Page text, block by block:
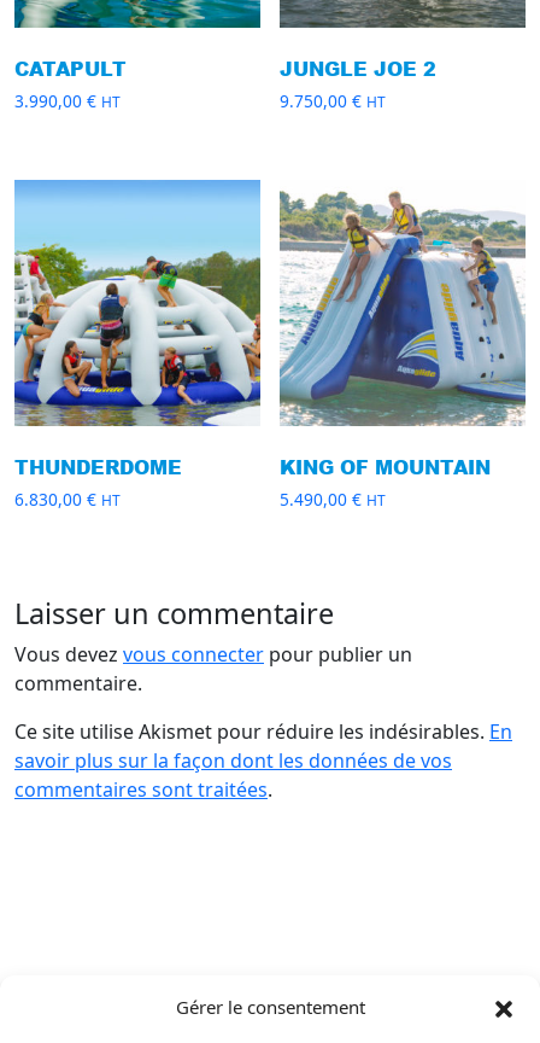
Gérer le consentement
CATAPULT
3.990,00 € HT
JUNGLE JOE 2
9.750,00€ HT
THUNDERDOME
6.830,00 € HT
KING OF MOUNTAIN
5.490,00€ HT
Laisser un commentaire
Vous devez vous connecter pour publier un
commentaire.
Ce site utilise Akismet pour réduire les indésirables. En
savoir plus sur la façon dont les données de vos
commentaires sont traitées.